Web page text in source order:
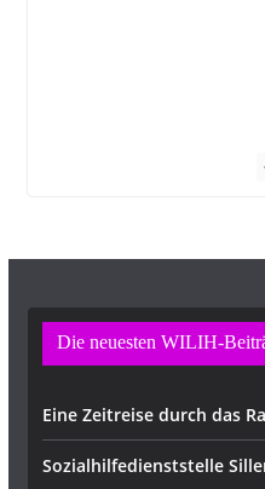
Die neuesten WILIH-
Eine Zeitreise durch das
Sozialhilfedienststelle